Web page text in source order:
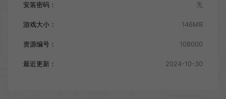
安装密码： 无
游戏大小： 146MB
资源编号： 108000
最近更新： 2024-10-30